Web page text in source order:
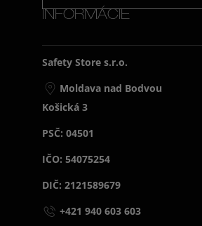
INFORMÁCIE
Safety Store s.r.o.
Moldava nad Bodvou
Košická 3
PSČ: 04501
IČO: 54075254
DIČ: 2121589679
+421 940 603 603